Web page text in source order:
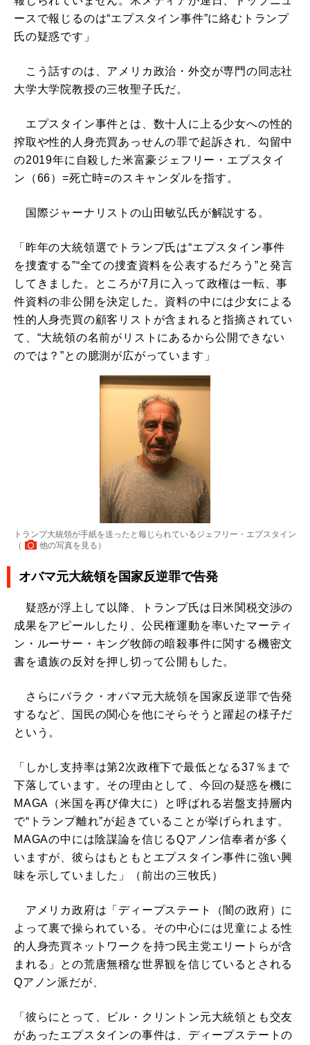
ースで報じるのは“エプスタイン事件”に絡むトランプ
氏の疑惑です」
こう話すのは、アメリカ政治・外交が専門の同志社
大学大学院教授の三牧聖子氏だ。
エプスタイン事件とは、数十人に上る少女への性的
搾取や性的人身売買あっせんの罪で起訴され、勾留中
の2019年に自殺した米富豪ジェフリー・エプスタイ
ン（66）=死亡時=のスキャンダルを指す。
国際ジャーナリストの山田敏弘氏が解説する。
「昨年の大統領選でトランプ氏は“エプスタイン事件
を捜査する”“全ての捜査資料を公表するだろう”と発言
してきました。ところが7月に入って政権は一転、事
件資料の非公開を決定した。資料の中には少女による
性的人身売買の顧客リストが含まれると指摘されてい
て、“大統領の名前がリストにあるから公開できない
のでは？”との臆測が広がっています」
トランプ大統領が手紙を送ったと報じられているジェフリー・エプスタイン
（
他の写真を見る ）
オバマ元大統領を国家反逆罪で告発
疑惑が浮上して以降、トランプ氏は日米関税交渉の
成果をアピールしたり、公民権運動を率いたマーティ
ン・ルーサー・キング牧師の暗殺事件に関する機密文
書を遺族の反対を押し切って公開もした。
さらにバラク・オバマ元大統領を国家反逆罪で告発
するなど、国民の関心を他にそらそうと躍起の様子だ
という。
「しかし支持率は第2次政権下で最低となる37％まで
下落しています。その理由として、今回の疑惑を機に
MAGA（米国を再び偉大に）と呼ばれる岩盤支持層内
で“トランプ離れ”が起きていることが挙げられます。
MAGAの中には陰謀論を信じるQアノン信奉者が多く
いますが、彼らはもともとエプスタイン事件に強い興
味を示していました」（前出の三牧氏）
アメリカ政府は「ディープステート（闇の政府）に
よって裏で操られている。その中心には児童による性
的人身売買ネットワークを持つ民主党エリートらが含
まれる」との荒唐無稽な世界観を信じているとされる
Qアノン派だが、
「彼らにとって、ビル・クリントン元大統領とも交友
があったエプスタインの事件は、ディープステートの